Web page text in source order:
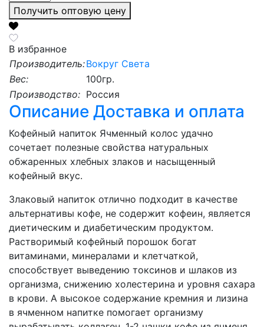
Получить оптовую цену
В избранное
Производитель:Вокруг Света
Вес:
100гр.
Производство: Россия
Описание Доставка и оплата
Кофейный напиток Ячменный колос удачно
сочетает полезные свойства натуральных
обжаренных хлебных злаков и насыщенный
кофейный вкус.
Злаковый напиток отлично подходит в качестве
альтернативы кофе, не содержит кофеин, является
диетическим и диабетическим продуктом.
Растворимый кофейный порошок богат
витаминами, минералами и клетчаткой,
способствует выведению токсинов и шлаков из
организма, снижению холестерина и уровня сахара
в крови. А высокое содержание кремния и лизина
в ячменном напитке помогает организму